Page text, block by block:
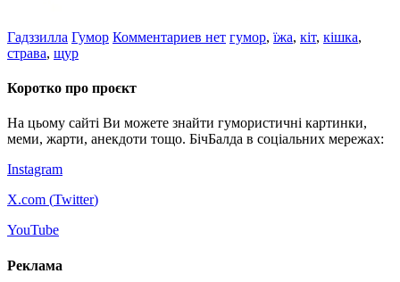
Гадззилла Гумор Комментариев нет гумор, їжа, кіт, кішка,
страва, щур
Коротко про проєкт
На цьому сайті Ви можете знайти гумористичні картинки,
меми, жарти, анекдоти тощо. БічБалда в соціальних мережах:
Instagram
X.com (Twitter)
YouTube
Реклама